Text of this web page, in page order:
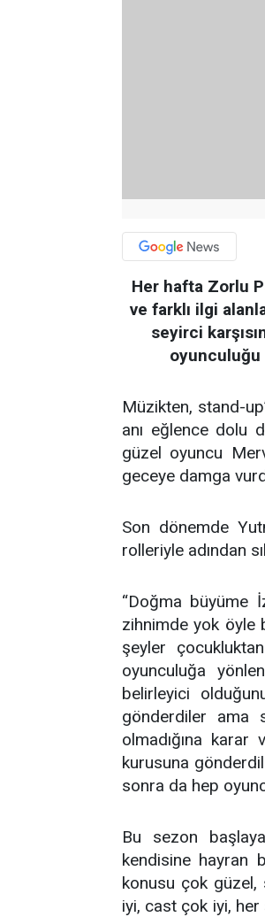
Her hafta Zorlu
ve farklı ilgi
seyirci
oyunculuğu
Müzikten, stand-
anı eğlence dolu
güzel oyuncu
geceye damga
Son dönemde
rolleriyle adından
“Doğma büyüme
zihnimde yok öyle
şeyler
oyunculuğa
belirleyici
gönderdiler ama
olmadığına
kurusuna
sonra da hep
Bu sezon
kendisine hayran
konusu çok güzel,
iyi, cast çok iyi,